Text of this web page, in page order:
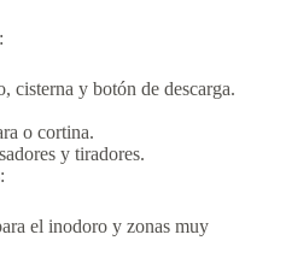
:
cisterna y botón de descarga.
o cortina.
y tiradores.
:
el inodoro y zonas muy